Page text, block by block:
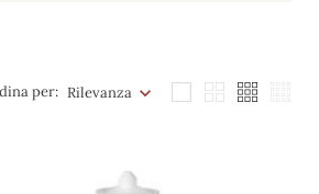
per: Rilevanza